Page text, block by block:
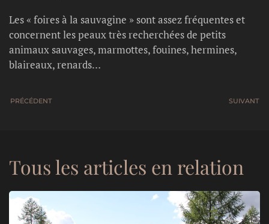
Les « foires à la sauvagine » sont assez fréquentes et
concernent les peaux très recherchées de petits
animaux sauvages, marmottes, fouines, hermines,
blaireaux, renards…
PRÉCÉDENT SUIVANT
Tous les articles en relation